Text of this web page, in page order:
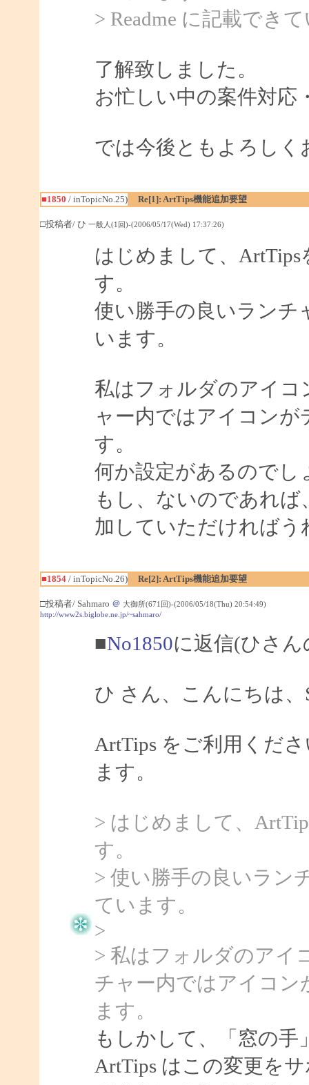
> Readme に記載でき
了解致しました。
お忙しい中の案件対応
では今後ともよろしく
■1850 / inTopicNo.25) Re[1]: ArtTips機能追加要望
□投稿者/ ひ 一般人(1回)-(2006/05/17(Wed) 17:37:26)
はじめまして、
す。
使い勝手の良いランチ
います。
私はフォルダのアイ
ャー内ではアイコン
す。
何か設定があるのでし
もし、ないのであれ
加していただければう
■1854/ inTopicNo.26) Re[2]: ArtTips機能追加要望
□投稿者/ Sahmaro ＠ 大御所(671回)-(2006/05/18(Thu) 20:54:49)
http://www2s.biglobe.ne.jp/~sahmaro/
■No1850に返信(ひさん
ひ さん、こんにちは、
ArtTips をご利用くだ
ます。
> はじめまして、
す。
> 使い勝手の良いラン
ています。
>
> 私はフォルダのアイ
チャー内ではアイコ
ます。
もしかして、「窓の
ArtTips はこの変更を